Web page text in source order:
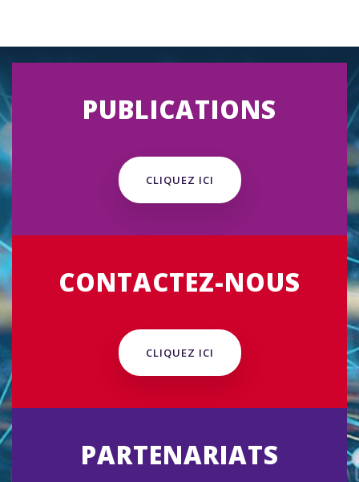
PUBLICATIONS
CLIQUEZ ICI
CONTACTEZ-NOUS
CLIQUEZ ICI
PARTENARIATS